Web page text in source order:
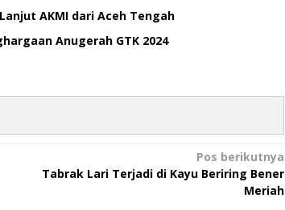
AKMI dari Aceh Tengah
Anugerah GTK 2024
Pos berikutnya
Tabrak Lari Terjadi di Kayu Beriring Bener
Meriah